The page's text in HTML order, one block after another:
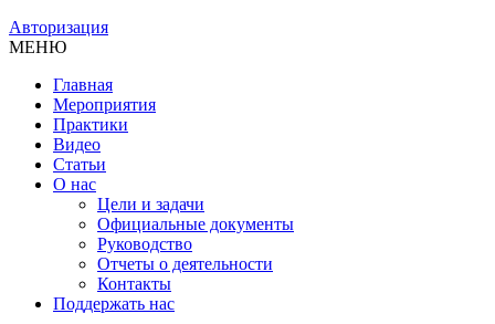
Авторизация
МЕНЮ
Главная
Мероприятия
Практики
Видео
Статьи
О нас
Цели и задачи
Официальные документы
Руководство
Отчеты о деятельности
Контакты
Поддержать нас